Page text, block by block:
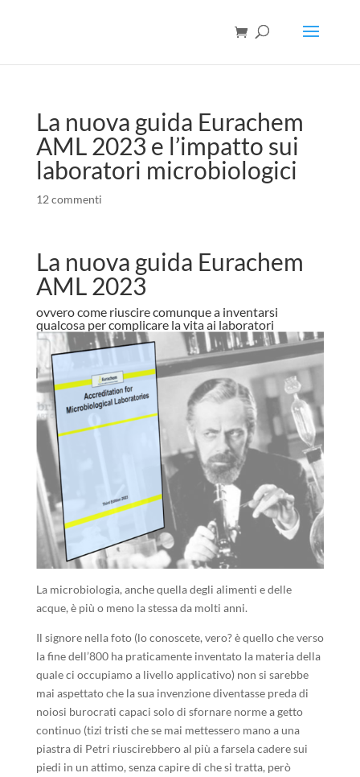
La nuova guida Eurachem
AML 2023 e l’impatto sui
laboratori microbiologici
12 commenti
La nuova guida Eurachem
AML 2023
ovvero come riuscire comunque a inventarsi
qualcosa per complicare la vita ai laboratori
La microbiologia, anche quella degli alimenti e delle
acque, è più o meno la stessa da molti anni.
Il signore nella foto (lo conoscete, vero? è quello che verso
la fine dell’800 ha praticamente inventato la materia della
quale ci occupiamo a livello applicativo) non si sarebbe
mai aspettato che la sua invenzione diventasse preda di
noiosi burocrati capaci solo di sfornare norme a getto
continuo (tizi tristi che se mai mettessero mano a una
piastra di Petri riuscirebbero al più a farsela cadere sui
piedi in un attimo, senza capire di che si tratta, però